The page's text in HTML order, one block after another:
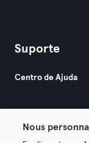
Suporte
Centro de Ajuda
Nous